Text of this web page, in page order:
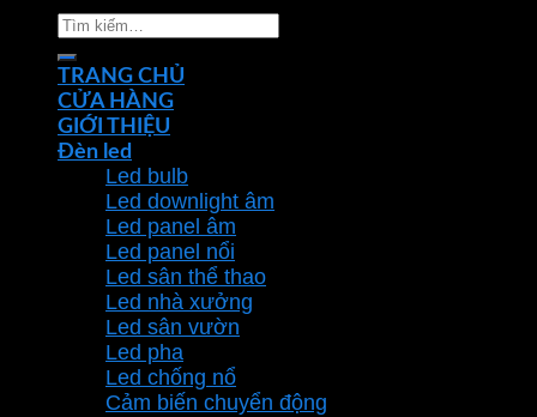
Tìm
kiếm:
TRANG CHỦ
CỬA HÀNG
GIỚI THIỆU
Đèn led
Led bulb
Led downlight âm
Led panel âm
Led panel nổi
Led sân thể thao
Led nhà xưởng
Led sân vườn
Led pha
Led chống nổ
Cảm biến chuyển động